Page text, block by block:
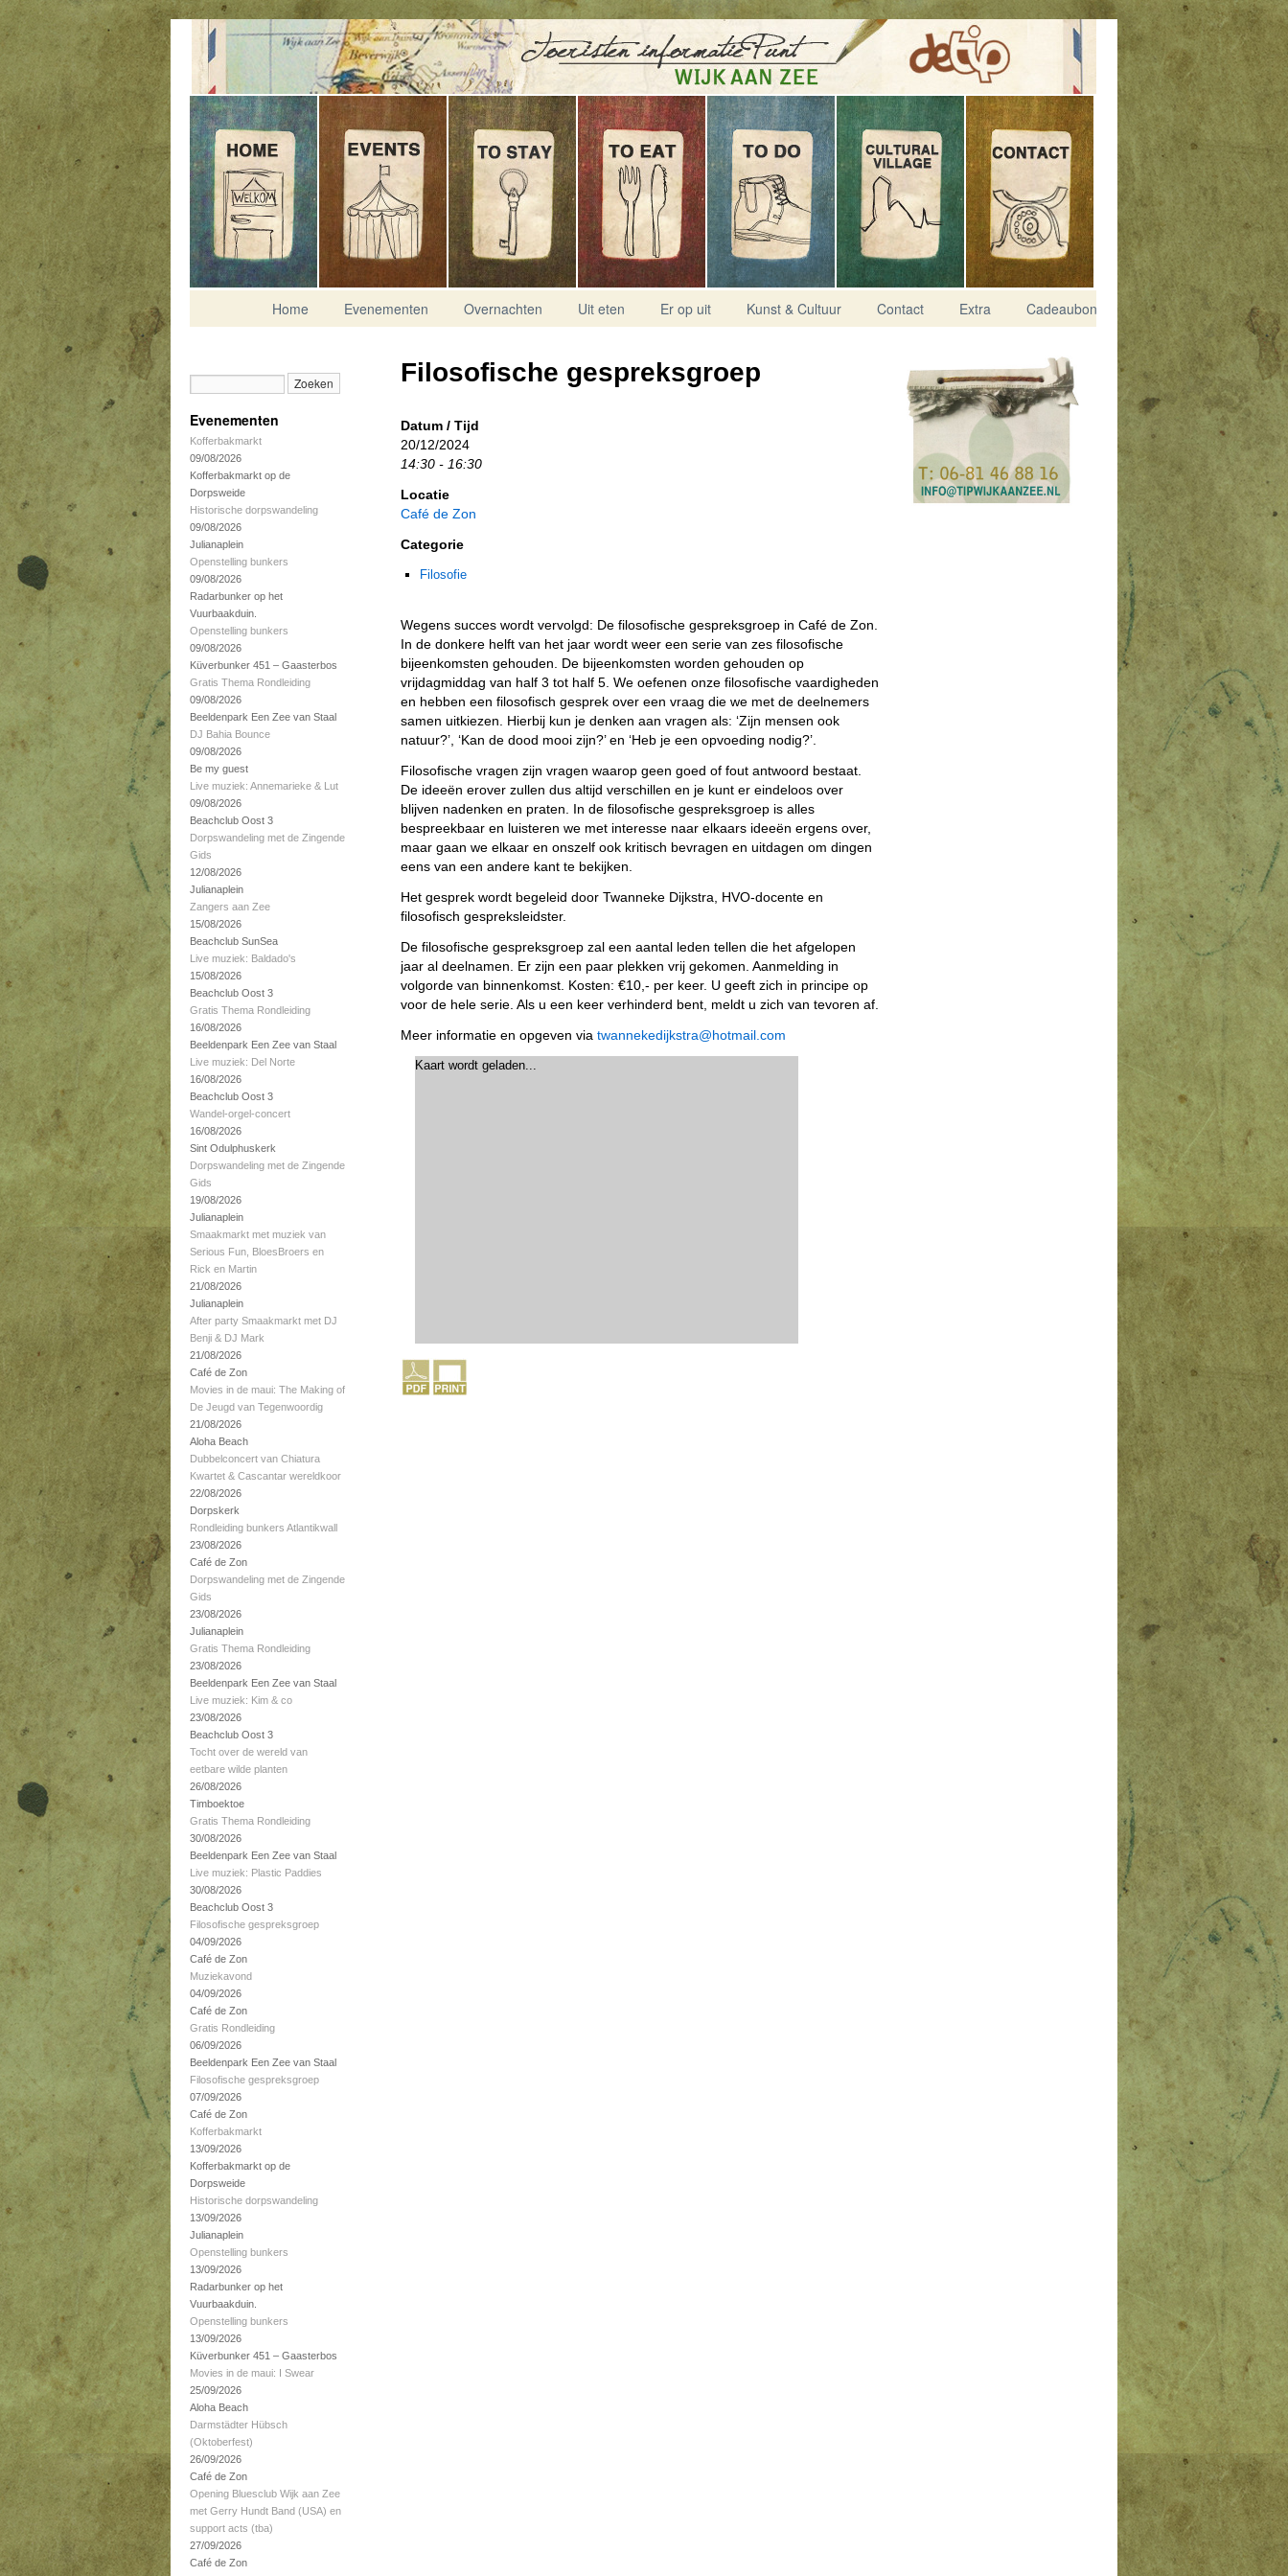
Contact
Home Evenementen Overnachten Uit eten Er op uit Kunst & Cultuur Contact Extra Cadeaubon
Evenementen
Kofferbakmarkt
09/08/2026
Kofferbakmarkt op de
Dorpsweide
Historische dorpswandeling
09/08/2026
Julianaplein
Openstelling bunkers
09/08/2026
Radarbunker op het
Vuurbaakduin.
Openstelling bunkers
09/08/2026
Küverbunker 451 – Gaasterbos
Gratis Thema Rondleiding
09/08/2026
Beeldenpark Een Zee van Staal
DJ Bahia Bounce
09/08/2026
Be my guest
Live muziek: Annemarieke & Lut
09/08/2026
Beachclub Oost 3
Dorpswandeling met de Zingende
Gids
12/08/2026
Julianaplein
Zangers aan Zee
15/08/2026
Beachclub SunSea
Live muziek: Baldado's
15/08/2026
Beachclub Oost 3
Gratis Thema Rondleiding
16/08/2026
Beeldenpark Een Zee van Staal
Live muziek: Del Norte
16/08/2026
Beachclub Oost 3
Wandel-orgel-concert
16/08/2026
Sint Odulphuskerk
Dorpswandeling met de Zingende
Gids
19/08/2026
Julianaplein
Smaakmarkt met muziek van
Serious Fun, BloesBroers en
Rick en Martin
21/08/2026
Julianaplein
After party Smaakmarkt met DJ
Benji & DJ Mark
21/08/2026
Café de Zon
Movies in de maui: The Making of
De Jeugd van Tegenwoordig
21/08/2026
Aloha Beach
Dubbelconcert van Chiatura
Kwartet & Cascantar wereldkoor
22/08/2026
Dorpskerk
Rondleiding bunkers Atlantikwall
23/08/2026
Café de Zon
Dorpswandeling met de Zingende
Gids
23/08/2026
Julianaplein
Gratis Thema Rondleiding
23/08/2026
Beeldenpark Een Zee van Staal
Live muziek: Kim & co
23/08/2026
Beachclub Oost 3
Tocht over de wereld van
eetbare wilde planten
26/08/2026
Timboektoe
Gratis Thema Rondleiding
30/08/2026
Beeldenpark Een Zee van Staal
Live muziek: Plastic Paddies
30/08/2026
Beachclub Oost 3
Filosofische gespreksgroep
04/09/2026
Café de Zon
Muziekavond
04/09/2026
Café de Zon
Gratis Rondleiding
06/09/2026
Beeldenpark Een Zee van Staal
Filosofische gespreksgroep
07/09/2026
Café de Zon
Kofferbakmarkt
13/09/2026
Kofferbakmarkt op de
Dorpsweide
Historische dorpswandeling
13/09/2026
Julianaplein
Openstelling bunkers
13/09/2026
Radarbunker op het
Vuurbaakduin.
Openstelling bunkers
13/09/2026
Küverbunker 451 – Gaasterbos
Movies in de maui: I Swear
25/09/2026
Aloha Beach
Darmstädter Hübsch
(Oktoberfest)
26/09/2026
Café de Zon
Opening Bluesclub Wijk aan Zee
met Gerry Hundt Band (USA) en
support acts (tba)
27/09/2026
Café de Zon
Filosofische gespreksgroep
Datum / Tijd
20/12/2024
14:30 - 16:30
Locatie
Café de Zon
Categorie
Filosofie
Wegens succes wordt vervolgd: De filosofische gespreksgroep in Café de Zon.
In de donkere helft van het jaar wordt weer een serie van zes filosofische
bijeenkomsten gehouden. De bijeenkomsten worden gehouden op
vrijdagmiddag van half 3 tot half 5. We oefenen onze filosofische vaardigheden
en hebben een filosofisch gesprek over een vraag die we met de deelnemers
samen uitkiezen. Hierbij kun je denken aan vragen als: ‘Zijn mensen ook
natuur?’, ‘Kan de dood mooi zijn?’ en ‘Heb je een opvoeding nodig?’.
Filosofische vragen zijn vragen waarop geen goed of fout antwoord bestaat.
De ideeën erover zullen dus altijd verschillen en je kunt er eindeloos over
blijven nadenken en praten. In de filosofische gespreksgroep is alles
bespreekbaar en luisteren we met interesse naar elkaars ideeën ergens over,
maar gaan we elkaar en onszelf ook kritisch bevragen en uitdagen om dingen
eens van een andere kant te bekijken.
Het gesprek wordt begeleid door Twanneke Dijkstra, HVO-docente en
filosofisch gespreksleidster.
De filosofische gespreksgroep zal een aantal leden tellen die het afgelopen
jaar al deelnamen. Er zijn een paar plekken vrij gekomen. Aanmelding in
volgorde van binnenkomst. Kosten: €10,- per keer. U geeft zich in principe op
voor de hele serie. Als u een keer verhinderd bent, meldt u zich van tevoren af.
Meer informatie en opgeven via twannekedijkstra@hotmail.com
Kaart wordt geladen...